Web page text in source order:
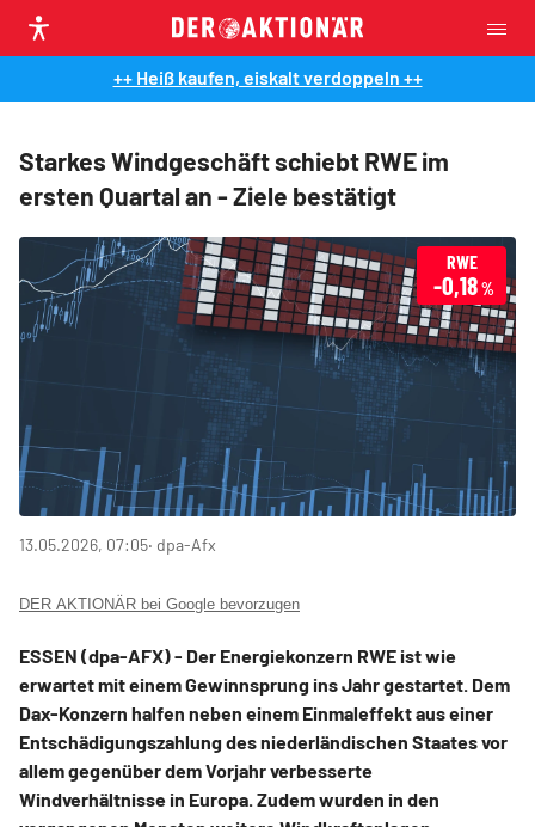
++ Heiß kaufen, eiskalt verdoppeln ++
Starkes Windgeschäft schiebt RWE im
ersten Quartal an - Ziele bestätigt
RWE
-0,18%
13.05.2026, 07:05‧ dpa-Afx
DER AKTIONÄR bei Google bevorzugen
ESSEN (dpa-AFX) - Der Energiekonzern RWEist wie
erwartet mit einem Gewinnsprung ins Jahr gestartet. Dem
Dax-Konzern halfen neben einem Einmaleffekt aus einer
Entschädigungszahlung des niederländischen Staates vor
allem gegenüber dem Vorjahr verbesserte
Windverhältnisse in Europa. Zudem wurden in den